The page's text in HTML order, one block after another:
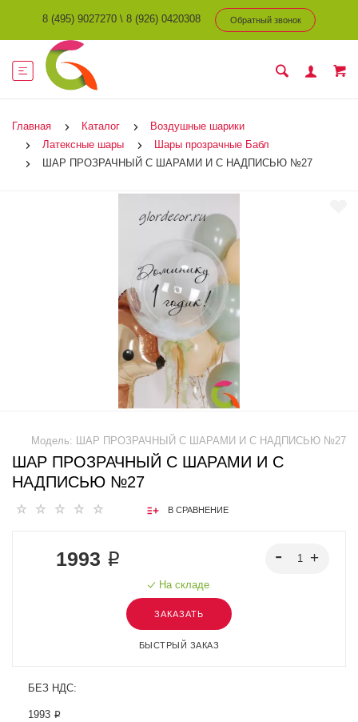
8 (495) 9027270 \ 8 (926) 0420308 Обратный звонок
Главная Каталог
Воздушные шарики
Латексные шары
Шары прозрачные Бабл
ШАР ПРОЗРАЧНЫЙ С ШАРАМИ И С НАДПИСЬЮ №27
Модель: ШАР ПРОЗРАЧНЫЙ С ШАРАМИ И С НАДПИСЬЮ №27
ШАР ПРОЗРАЧНЫЙ С ШАРАМИ И С
НАДПИСЬЮ №27
В СРАВНЕНИЕ
1993 ₽
На складе
ЗАКАЗАТЬ
БЫСТРЫЙ ЗАКАЗ
БЕЗ НДС:
1993 ₽